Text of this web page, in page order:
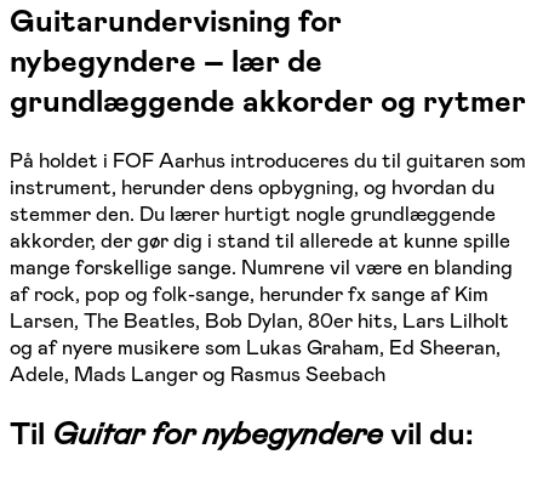
Guitarundervisning for
nybegyndere – lær de
grundlæggende akkorder og rytmer
På holdet i FOF Aarhus introduceres du til guitaren som
instrument, herunder dens opbygning, og hvordan du
stemmer den. Du lærer hurtigt nogle grundlæggende
akkorder, der gør dig i stand til allerede at kunne spille
mange forskellige sange. Numrene vil være en blanding
af rock, pop og folk-sange, herunder fx sange af Kim
Larsen, The Beatles, Bob Dylan, 80er hits, Lars Lilholt
og af nyere musikere som Lukas Graham, Ed Sheeran,
Adele, Mads Langer og Rasmus Seebach
Til Guitar for nybegynderevil du: